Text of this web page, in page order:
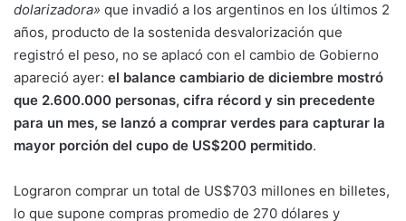
dolarizadora» que invadió a los argentinos en los últimos 2
años, producto de la sostenida desvalorización que
registró el peso, no se aplacó con el cambio de Gobierno
apareció ayer: el balance cambiario de diciembre mostró
que 2.600.000 personas, cifra récord y sin precedente
para un mes, se lanzó a comprar verdes para capturar la
mayor porción del cupo de US$200 permitido.
Lograron comprar un total de US$703 millones en billetes,
lo que supone compras promedio de 270 dólares y